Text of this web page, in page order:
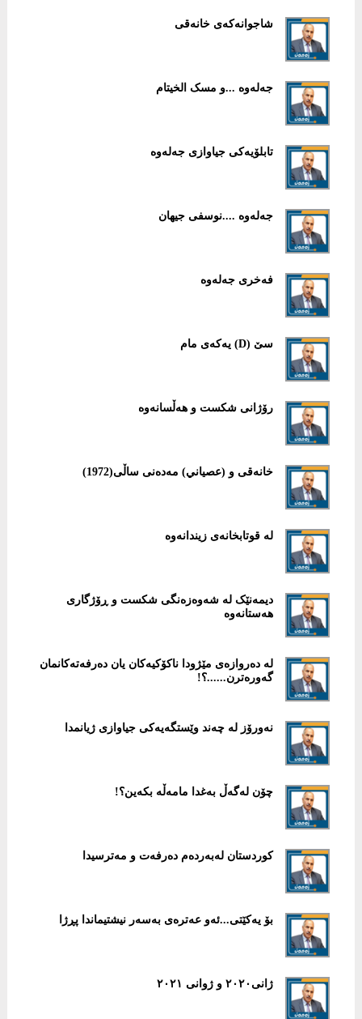
شاجوانەکەی خانەقی
جەلەوە ...و مسک الخیتام
تابلۆیەکی جیاوازی جەلەوە
جەلەوە ....نوسفی جیهان
فەخری جەلەوە
سێ (D) یەکەی مام
رۆژانی شکست و هەڵسانەوە
خانەقی و (عصياني) مەدەنی ساڵی(1972)
لە قوتابخانەی زیندانەوە
دیمەنێک لە شەوەزەنگی شکست و ڕۆژگاری
ھەستانەوە
له‌ دەروازەی مێژودا ناکۆکیەکان یان ده‌رفه‌ته‌کانمان
گه‌وره‌ترن......؟!
نەورۆز لە چه‌ند وێستگه‌یه‌کی جیاوازی ژیانمدا
چۆن لەگەڵ بەغدا مامەڵە بکەین؟!
کوردستان لەبەردەم دەرفەت و مەترسیدا
بۆ یەكێتی...ئەو عەترەی بەسەر نیشتیماندا پڕژا
ژانی٢٠٢٠ و ژوانی ٢٠٢١